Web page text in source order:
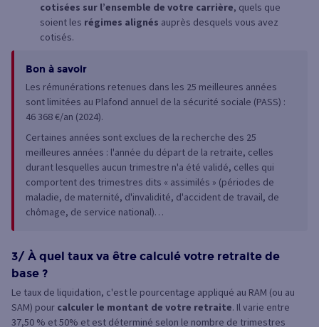
cotisées sur l’ensemble de votre carrière, quels que
soient les régimes alignés auprès desquels vous avez
cotisés.
Bon à savoir
Les rémunérations retenues dans les 25 meilleures années
sont limitées au Plafond annuel de la sécurité sociale (PASS) :
46 368 €/an (2024).
Certaines années sont exclues de la recherche des 25
meilleures années : l'année du départ de la retraite, celles
durant lesquelles aucun trimestre n'a été validé, celles qui
comportent des trimestres dits « assimilés » (périodes de
maladie, de maternité, d'invalidité, d'accident de travail, de
chômage, de service national)…
3/ À quel taux va être calculé votre retraite de
base ?
Le taux de liquidation, c'est le pourcentage appliqué au RAM (ou au
SAM) pour calculer le montant de votre retraite. Il varie entre
37,50 % et 50% et est déterminé selon le nombre de trimestres